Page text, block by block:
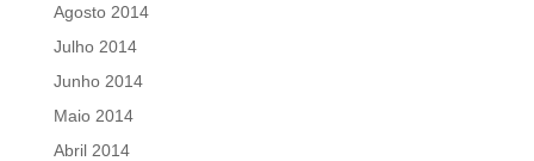
Agosto 2014
Julho 2014
Junho 2014
Maio 2014
Abril 2014